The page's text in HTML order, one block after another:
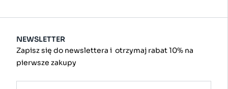
NEWSLETTER
Zapisz się do newslettera i otrzymaj rabat 10% na
pierwsze zakupy